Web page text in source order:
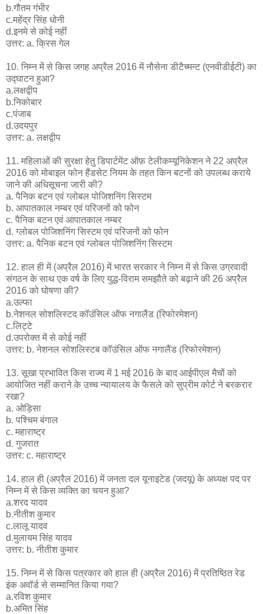
b.गौतम गंभीर
c.महेंद्र सिंह धोनी
d.इनमे से कोई नहीं
उत्तर: a. क्रिस गेल
10. निम्न में से किस जगह अप्रैल 2016 में नौसेना डीटैच्मन्ट (एनवीडीईटी) का
उद्घाटन हुआ?
a.लक्षद्वीप
b.निकोबार
c.पंजाब
d.उदयपुर
उत्तर: a. लक्षद्वीप
11. महिलाओं की सुरक्षा हेतु डिपार्टमेंट ऑफ़ टेलीकम्यूनिकेशन ने 22 अप्रैल
2016 को मोबाइल फोन हैंडसेट नियम के तहत किन बटनों को उपलब्ध कराये
जाने की अधिसूचना जारी की?
a. पैनिक बटन एवं ग्लोबल पोजिशनिंग सिस्टम
b. आपातकाल नम्बर एवं परिजनों को फोन
c. पैनिक बटन एवं आपातकाल नम्बर
d. ग्लोबल पोजिशनिंग सिस्टम एवं परिजनों को फोन
उत्तर: a. पैनिक बटन एवं ग्लोबल पोजिशनिंग सिस्टम
12. हाल ही में (अप्रैल 2016) में भारत सरकार ने निम्न में से किस उग्रवादी
संगठन के साथ एक वर्ष के लिए युद्ध-विराम समझौते को बढ़ाने की 26 अप्रैल
2016 को घोषणा की?
a.उल्फा
b.नेशनल सोशलिस्टद कॉउंसिल ऑफ नगालैंड (रिफोरमेशन)
c.लिट्टे
d.उपरोक्त में से कोई नहीं
उत्तर: b. नेशनल सोशलिस्टब कॉउंसिल ऑफ नगालैंड (रिफोरमेशन)
13. सूखा प्रभावित किस राज्य में 1 मई 2016 के बाद आईपीएल मैचों को
आयोजित नहीं कराने के उच्च न्यायालय के फैसले को सुप्रीम कोर्ट ने बरकरार
रखा?
a. ओड़िसा
b. पश्चिम बंगाल
c. महाराष्ट्र
d. गुजरात
उत्तर: c. महाराष्ट्र
14. हाल ही (अप्रैल 2016) में जनता दल यूनाइटेड (जदयू) के अध्यक्ष पद पर
निम्न में से किस व्यक्ति का चयन हुआ?
a.शरद यादव
b.नीतीश कुमार
c.लालू यादव
d.मुलायम सिंह यादव
उत्तर: b. नीतीश कुमार
15. निम्न में से किस पत्रकार को हाल ही (अप्रैल 2016) में प्रतिष्ठित रेड
इंक अवॉर्ड से सम्मानित किया गया?
a.रविश कुमार
b.अमित सिंह